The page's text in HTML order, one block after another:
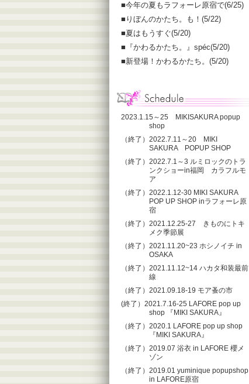
■今年の夏もラフォーレ原宿で(6/25)
■ りぼんのかたち。も！(5/22)
■夏はもうすぐ(5/20)
■ 『かわるかたち。』spéc(5/20)
■新登場！かわるかたち。(5/20)
2023.1.15～25 MIKISAKURA popup
shop
（終了）2022.7.11～20 MIKI
SAKURA POPUP SHOP
（終了）2022.7.1～3 ルミロックのトラ
ンクショーin福岡 カラフルモ
ア
（終了）2022.1.12-30 MIKI SAKURA
POP UP SHOP inラフォーレ原
宿
（終了）2021.12.25-27 きものにトキ
メク季節展
（終了）2021.11.20~23 ホシノイチ in
OSAKA
（終了）2021.11.12~14 ハカタ和装最前
線
（終了）2021.09.18-19 モア蚤の市
(終了）2021.7.16-25 LAFORE pop up
shop 『MIKI SAKURA』
（終了）2020.1 LAFORE pop up shop
『MIKI SAKURA』
（終了）2019.07 浴衣 in LAFORE 櫻メ
ゾン
（終了）2019.01 yuminique popupshop
in LAFORE原宿